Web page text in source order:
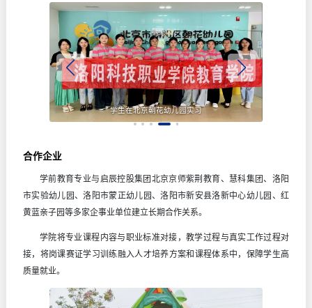
学生在北京朝花幼儿园实习
合作企业
学前教育专业与启辰控股集团北京京师紫荆教育、慧科集团、洛阳
市实验幼儿园、洛阳市蒙正幼儿园、洛阳市新安县洛新中心幼儿园、红
黄蓝亲子园等多家企事业单位建立长期合作关系。
学院将专业课程内容与职业标准对接，教学过程与真实工作过程对
接，将岗课赛证学习训练融入人才培养方案和课程体系中，保障学生高
质量就业。